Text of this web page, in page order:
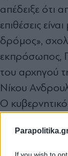
If you wish to
απέδειξε ότι
επιθέσεις
δρόμος»,
εκπρόσωπος,
του αρχηγού
Νίκου
Ο
αμφισβητεί
με